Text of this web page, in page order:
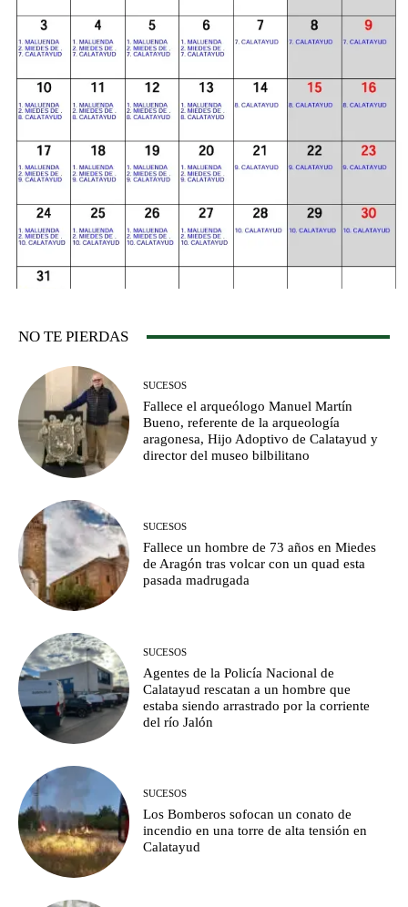
NO TE PIERDAS
SUCESOS
Fallece el arqueólogo Manuel Martín
Bueno, referente de la arqueología
aragonesa, Hijo Adoptivo de Calatayud y
director del museo bilbilitano
SUCESOS
Fallece un hombre de 73 años en Miedes
de Aragón tras volcar con un quad esta
pasada madrugada
SUCESOS
Agentes de la Policía Nacional de
Calatayud rescatan a un hombre que
estaba siendo arrastrado por la corriente
del río Jalón
SUCESOS
Los Bomberos sofocan un conato de
incendio en una torre de alta tensión en
Calatayud